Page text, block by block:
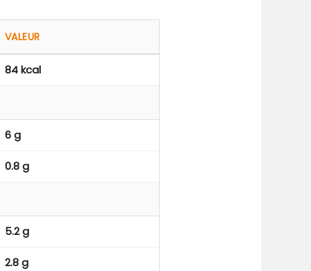
VALEUR
84 kcal
6 g
0.8 g
5.2 g
2.8 g